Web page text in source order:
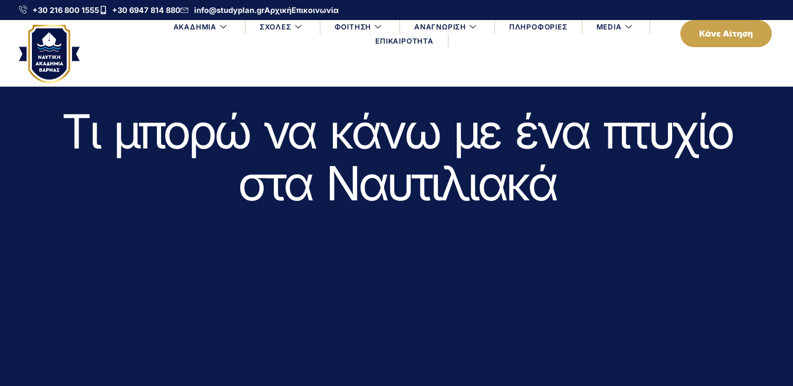
+30 216 800 1555 +30 6947 814 880 info@studyplan.grΑρχικήΕπικοινωνία
ΑΚΑΔΗΜΙΑ ΣΧΟΛΕΣ ΦΟΙΤΗΣΗ ΑΝΑΓΝΩΡΙΣΗ ΠΛΗΡΟΦΟΡΙΕΣ
MEDIA
ΕΠΙΚΑΙΡΟΤΗΤΑ
Κάνε Αίτηση
Τι μπορώ να κάνω με ένα πτυχίο
στα Ναυτιλιακά